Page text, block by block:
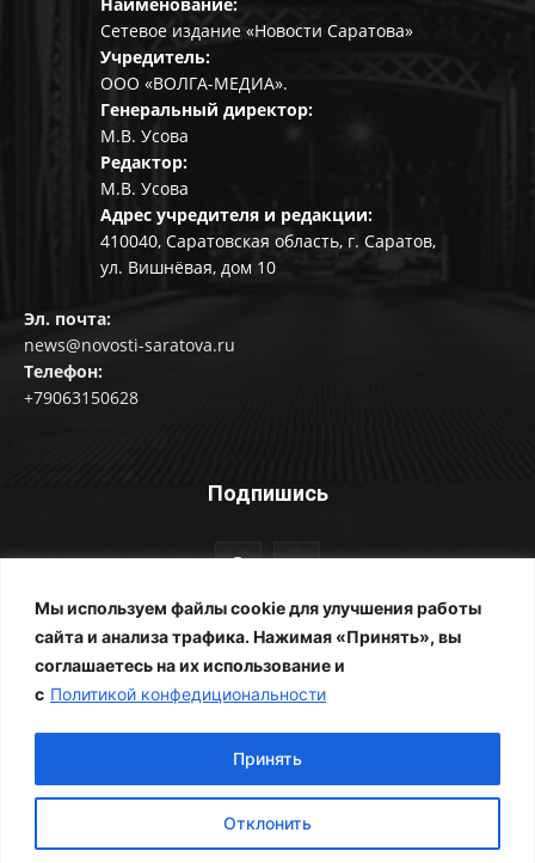
Мы используем файлы cookie для улучшения работы
сайта и анализа трафика. Нажимая «Принять», вы
соглашаетесь на их использование и
с Политикой конфедициональности
Отклонить
Принять
Сетевое издание «Новости Саратова»
Учредитель:
ООО «ВОЛГА-МЕДИА».
Генеральный директор:
М.В. Усова
Редактор:
М.В. Усова
Адрес учредителя и редакции:
410040, Саратовская область, г. Саратов,
ул. Вишнёвая, дом 10
Эл. почта:
news@novosti-saratova.ru
Телефон:
+79063150628
Подпишись
© Новости Саратова 2014-2025